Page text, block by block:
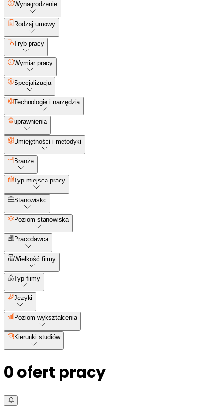
Wynagrodzenie
Rodzaj umowy
Tryb pracy
Wymiar pracy
Specjalizacja
Technologie i narzędzia
uprawnienia
Umiejętności i metodyki
Branże
Typ miejsca pracy
Stanowisko
Poziom stanowiska
Pracodawca
Wielkość firmy
Typ firmy
Języki
Poziom wykształcenia
Kierunki studiów
0 ofert pracy